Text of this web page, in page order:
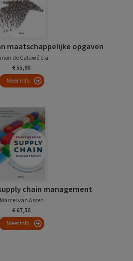
maatschappelijke opgaven
de Caluwé e.a.
€ 55,90
Meer info
chain management
Marcel van Assen
€ 67,50
Meer info